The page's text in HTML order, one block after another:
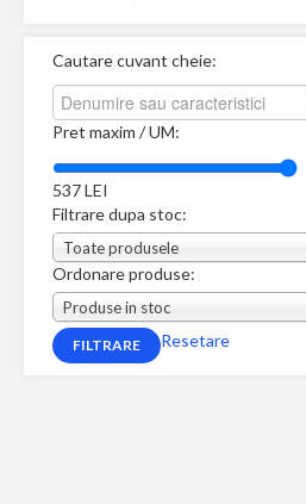
Cautare cuvant cheie:
Pret maxim / UM:
537LEI
Filtrare dupa stoc:
Toate produsele
Ordonare produse:
Produse in stoc
Resetare